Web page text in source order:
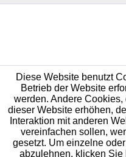
Diese Website benutzt
Betrieb der Website
werden. Andere
dieser Website erhöhen,
Interaktion mit anderen
vereinfachen sollen,
gesetzt. Um einzelne
abzulehnen, klicken Sie